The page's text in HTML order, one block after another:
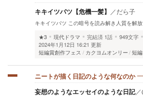
キキイツパツ【危機一髪】 ／だら子
キキイツパツ この暗号を読み解き人質を解
★3
現代ドラマ 完結済 1話
949文字
2024年1月12日 16:21 更新
短編賞創作フェス
カクヨムオンリー 短編
ニートが描く日記のような何なのか
妄想のようなエッセイのような日記／